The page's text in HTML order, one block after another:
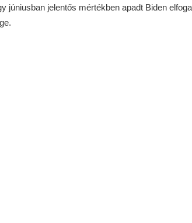
júniusban jelentős mértékben apadt Biden